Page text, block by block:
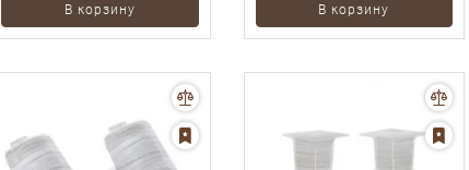
В корзину В корзину